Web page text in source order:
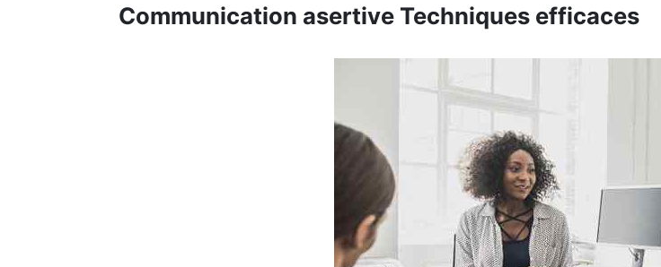
Communication asertive Techniques efficaces